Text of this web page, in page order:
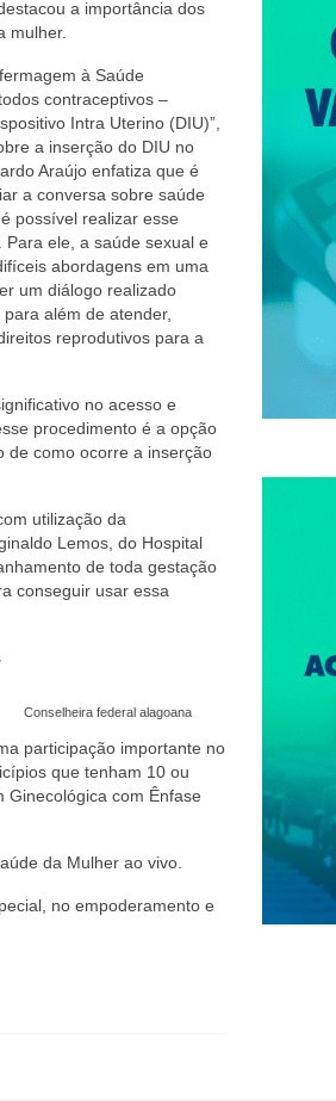
a importância dos
mulher.
à Saúde
contraceptivos –
Intra Uterino (DIU)”,
a inserção do DIU no
Araújo enfatiza que é
a conversa sobre saúde
possível realizar esse
ele, a saúde sexual e
abordagens em uma
um diálogo realizado
além de atender,
reprodutivos para a
no acesso e
procedimento é a opção
de como ocorre a inserção
utilização da
Lemos, do Hospital
de toda gestação
conseguir usar essa
Conselheira federal alagoana
participação importante no
que tenham 10 ou
Ginecológica com Ênfase
da Mulher ao vivo.
no empoderamento e